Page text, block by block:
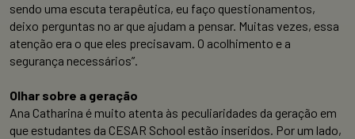
sendo uma escuta terapêutica, eu faço questionamentos,
deixo perguntas no ar que ajudam a pensar. Muitas vezes, essa
atenção era o que eles precisavam. O acolhimento e a
segurança necessários”.
Olhar sobre a geração
Ana Catharina é muito atenta às peculiaridades da geração em
que estudantes da CESAR School estão inseridos. Por um lado,